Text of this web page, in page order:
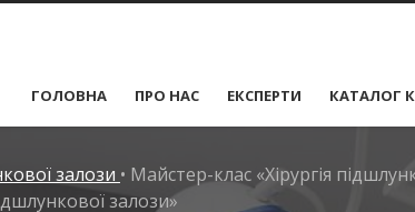
ГОЛОВНА ПРО НАС ЕКСПЕРТИ КАТАЛОГ
залози • Майстер-клас «Хірургія
залози»